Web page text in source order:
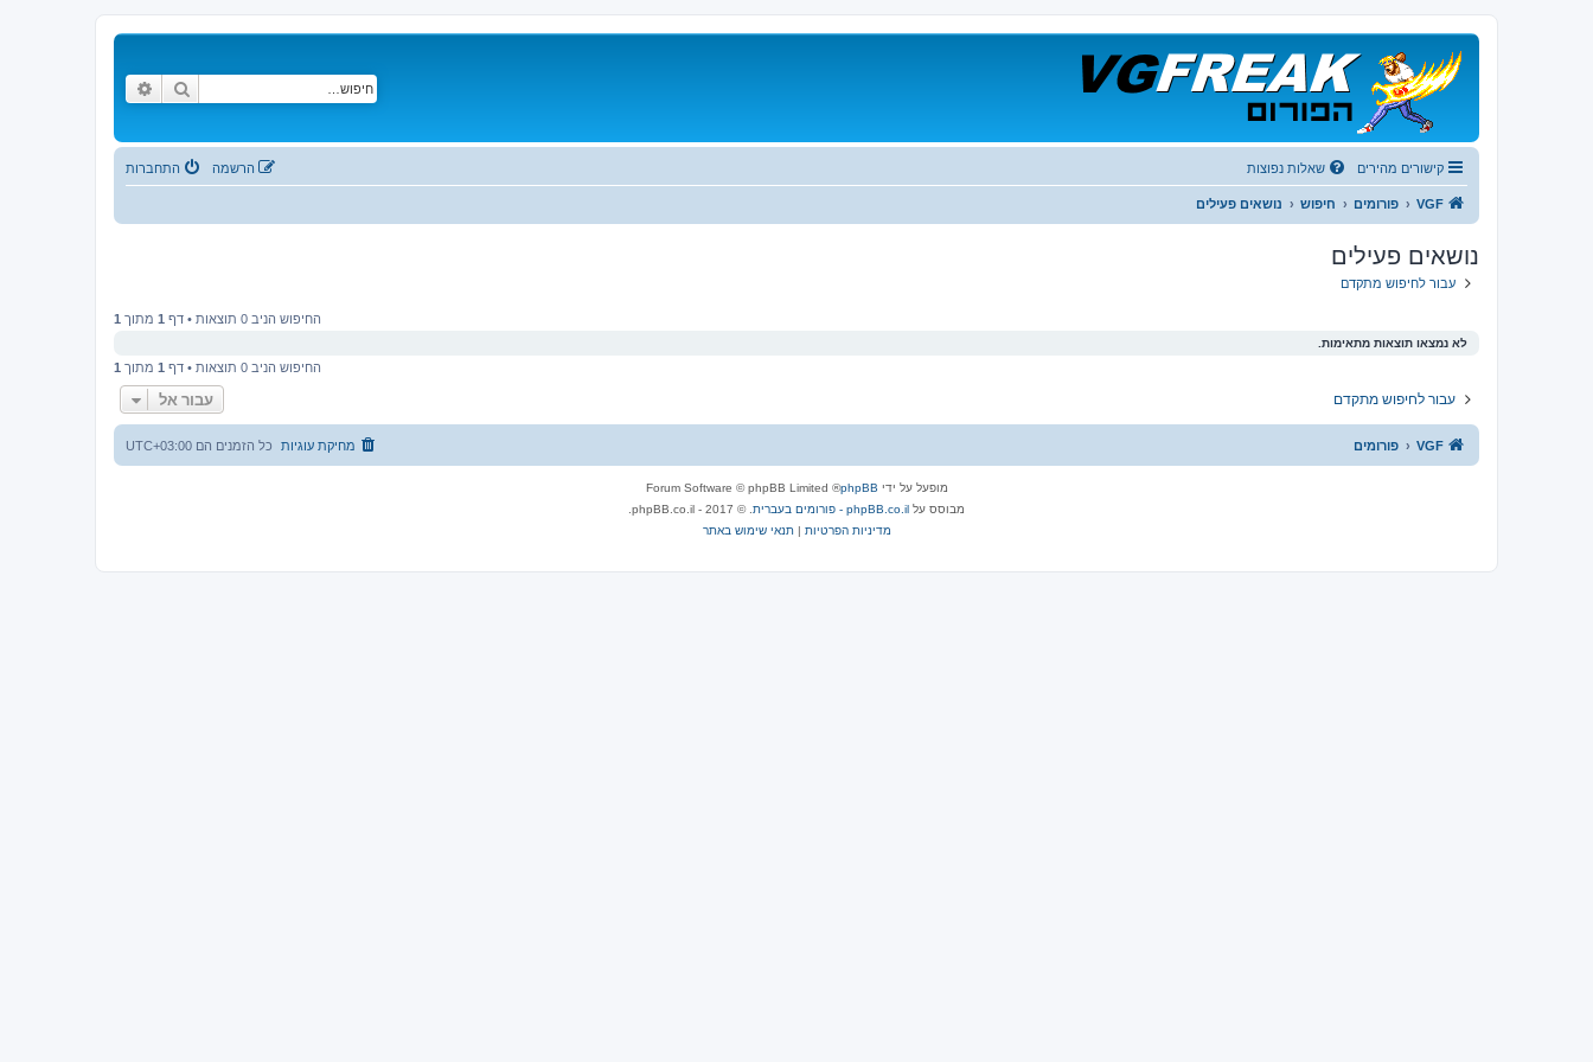
חיפוש
קישורים מהירים שאלות נפוצות התחברות הרשמה
VGF פורומים חיפוש נושאים פעילים
נושאים פעילים
עבור לחיפוש מתקדם
החיפוש הניב 0 תוצאות • דף 1 מתוך 1
לא נמצאו תוצאות מתאימות.
החיפוש הניב 0 תוצאות • דף 1 מתוך 1
עבור לחיפוש מתקדם עבור אל
VGF פורומים כל הזמנים הם UTC+03:00 מחיקת עוגיות
מופעל על ידי phpBB
® Forum Software © phpBB Limited
מבוסס על phpBB.co.il - פורומים בעברית
. © 2017 - phpBB.co.il.
מדיניות הפרטיות |תנאי שימוש באתר